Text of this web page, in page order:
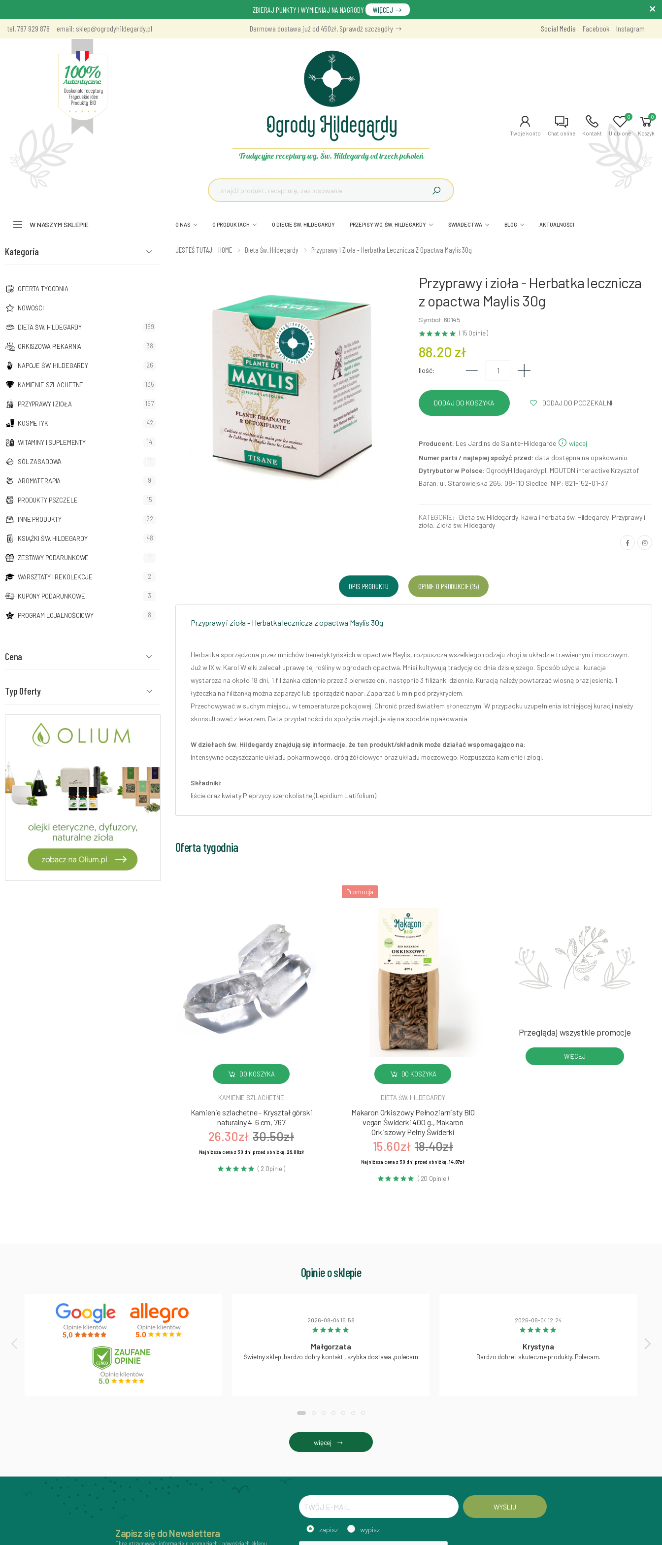
ZBIERAJ PUNKTY I WYMIENIAJ NA NAGRODY
WIĘCEJ
tel. 787 929 878
email: sklep@ogrodyhildegardy.pl Darmowa dostawa już od 450zł. Sprawdź szczegóły Social Media Facebook Instagram
Tradycyjne receptury wg. Św. Hildegardy od trzech pokoleń
Twoje konto Chat online Kontakt Ulubione
0 0
Koszyk
W NASZYM SKLEPIE O NAS O PRODUKTACH O DIECIE ŚW. HILDEGARDY PRZEPISY WG. ŚW. HILDEGARDY ŚWIADECTWA BLOG AKTUALNOŚCI
Kategoria
OFERTA TYGODNIA
NOWOŚCI
DIETA ŚW. HILDEGARDY 159
ORKISZOWA PIEKARNIA 38
NAPOJE ŚW. HILDEGARDY 26
KAMIENIE SZLACHETNE 135
PRZYPRAWY I ZIOŁA 157
KOSMETYKI 42
WITAMINY I SUPLEMENTY 14
SÓL ZASADOWA 11
AROMATERAPIA 9
PRODUKTY PSZCZELE 15
INNE PRODUKTY 22
KSIĄŻKI ŚW. HILDEGARDY 48
ZESTAWY PODARUNKOWE 11
WARSZTATY I REKOLEKCJE 2
KUPONY PODARUNKOWE 3
PROGRAM LOJALNOŚCIOWY 8
Cena
Typ Oferty
JESTEŚ TUTAJ: HOME Dieta Św. Hildegardy Przyprawy I Zioła - Herbatka Lecznicza Z Opactwa Maylis 30g
Przyprawy i zioła - Herbatka lecznicza
z opactwa Maylis 30g
Symbol: 60145
( 15 Opinie )
88.20 zł
Ilość:
DODAJ DO POCZEKALNI
Producent: Les Jardins de Sainte-Hildegarde
więcej
Numer partii / najlepiej spożyć przed: data dostępna na opakowaniu
Dytrybutor w Polsce: OgrodyHildegardy.pl, MOUTON interactive Krzysztof
Baran, ul. Starowiejska 265, 08-110 Siedlce, NIP: 821-152-01-37
KATEGORIE: Dieta św. Hildegardy, kawa i herbata św. Hildegardy, Przyprawy i
zioła,Zioła św. Hildegardy
OPIS PRODUKTU OPINIE O PRODUKCIE (15)
Przyprawy i zioła - Herbatka lecznicza z opactwa Maylis 30g
Herbatka sporządzona przez mnichów benedyktyńskich w opactwie Maylis, rozpuszcza wszelkiego rodzaju złogi w układzie trawiennym i moczowym.
Już w IX w. Karol Wielki zalecał uprawę tej rośliny w ogrodach opactwa. Mnisi kultywują tradycję do dnia dzisiejszego. Sposób użycia: kuracja
wystarcza na około 18 dni, 1 filiżanka dziennie przez 3 pierwsze dni, następnie 3 filiżanki dziennie. Kuracją należy powtarzać wiosną oraz jesienią. 1
łyżeczka na filiżanką można zaparzyć lub sporządzić napar. Zaparzać 5 min pod przykryciem.
Przechowywać w suchym miejscu, w temperaturze pokojowej. Chronić przed światłem słonecznym. W przypadku uzupełnienia istniejącej kuracji należy
skonsultować z lekarzem. Data przydatności do spożycia znajduje się na spodzie opakowania
W dziełach św. Hildegardy znajdują się informacje, że ten produkt/składnik może działać wspomagająco na:
Intensywne oczyszczanie układu pokarmowego, dróg żółciowych oraz układu moczowego. Rozpuszcza kamienie i złogi.
Składniki:
liście oraz kwiaty Pieprzycy szerokolistnej(Lepidium Latifolium)
Oferta tygodnia
DO KOSZYKA
KAMIENIE SZLACHETNE
Kamienie szlachetne - Kryształ górski
naturalny 4-6 cm, 767
26.30zł 30.50zł
Najniższa cena z 30 dni przed obniżką:29.00zł
( 2 Opinie )
Promocja
DO KOSZYKA
DIETA ŚW. HILDEGARDY
Makaron Orkiszowy Pełnoziarnisty BIO
vegan Świderki 400 g., Makaron
Orkiszowy Pełny Świderki
15.60zł 18.40zł
Najniższa cena z 30 dni przed obniżką:14.87zł
( 20 Opinie )
Przeglądaj wszystkie promocje
WIĘCEJ
Opinie o sklepie
2026-08-04 15:58
Małgorzata
Świetny sklep ,bardzo dobry kontakt , szybka dostawa ,polecam
2026-08-04 12:24
Krystyna
Bardzo dobre i skuteczne produkty. Polecam.
więcej
Zapisz się do Newslettera
Chcę otrzymywać informacje o promocjach i nowościach sklepu
WYŚLIJ
zapisz wypisz